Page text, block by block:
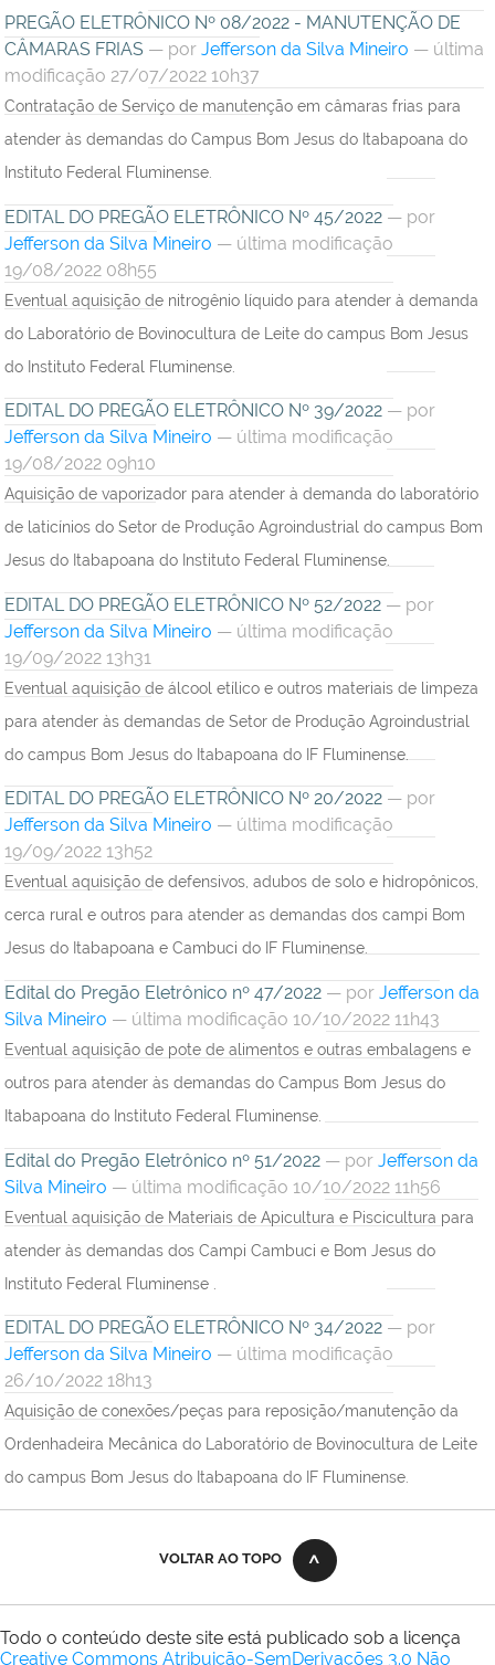
PREGÃO ELETRÔNICO Nº 08/2022 - MANUTENÇÃO DE
CÂMARAS FRIAS — por Jefferson da Silva Mineiro — última
modificação 27/07/2022 10h37
Contratação de Serviço de manutenção em câmaras frias para
atender às demandas do Campus Bom Jesus do Itabapoana do
Instituto Federal Fluminense.
EDITAL DO PREGÃO ELETRÔNICO Nº 45/2022 — por
Jefferson da Silva Mineiro — última modificação
19/08/2022 08h55
Eventual aquisição de nitrogênio líquido para atender à demanda
do Laboratório de Bovinocultura de Leite do campus Bom Jesus
do Instituto Federal Fluminense.
EDITAL DO PREGÃO ELETRÔNICO Nº 39/2022 — por
Jefferson da Silva Mineiro — última modificação
19/08/2022 09h10
Aquisição de vaporizador para atender à demanda do laboratório
de laticínios do Setor de Produção Agroindustrial do campus Bom
Jesus do Itabapoana do Instituto Federal Fluminense.
EDITAL DO PREGÃO ELETRÔNICO Nº 52/2022 — por
Jefferson da Silva Mineiro — última modificação
19/09/2022 13h31
Eventual aquisição de álcool etílico e outros materiais de limpeza
para atender às demandas de Setor de Produção Agroindustrial
do campus Bom Jesus do Itabapoana do IF Fluminense.
EDITAL DO PREGÃO ELETRÔNICO Nº 20/2022 — por
Jefferson da Silva Mineiro — última modificação
19/09/2022 13h52
Eventual aquisição de defensivos, adubos de solo e hidropônicos,
cerca rural e outros para atender as demandas dos campi Bom
Jesus do Itabapoana e Cambuci do IF Fluminense.
Edital do Pregão Eletrônico nº 47/2022 — por Jefferson da
Silva Mineiro — última modificação 10/10/2022 11h43
Eventual aquisição de pote de alimentos e outras embalagens e
outros para atender às demandas do Campus Bom Jesus do
Itabapoana do Instituto Federal Fluminense.
Edital do Pregão Eletrônico nº 51/2022 — por Jefferson da
Silva Mineiro — última modificação 10/10/2022 11h56
Eventual aquisição de Materiais de Apicultura e Piscicultura para
atender às demandas dos Campi Cambuci e Bom Jesus do
Instituto Federal Fluminense .
EDITAL DO PREGÃO ELETRÔNICO Nº 34/2022 — por
Jefferson da Silva Mineiro — última modificação
26/10/2022 18h13
Aquisição de conexões/peças para reposição/manutenção da
Ordenhadeira Mecânica do Laboratório de Bovinocultura de Leite
do campus Bom Jesus do Itabapoana do IF Fluminense.
VOLTAR AO TOPO
Todo o conteúdo deste site está publicado sob a licença
Creative Commons Atribuição-SemDerivações 3.0 Não